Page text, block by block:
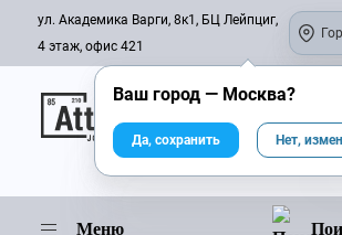
ул. Академика Варги, 8к1, БЦ Лейпциг,
4 этаж, офис 421
Онлайн-журнал
Меню
Ваш город — Москва?
Да, сохранить Нет,